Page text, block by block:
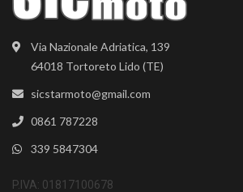
Via Nazionale Adriatica, 139
64018 Tortoreto Lido (TE)
sicstarmoto@gmail.com
0861 787228
339 5847304
P.IVA: 01817100678